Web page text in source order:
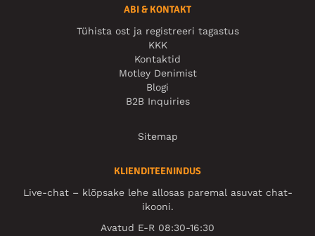
ABI & KONTAKT
Tühista ost ja registreeri tagastus
KKK
Kontaktid
Motley Denimist
Blogi
B2B Inquiries
Sitemap
KLIENDITEENINDUS
Live-chat – klõpsake lehe allosas paremal asuvat chat-
ikooni.
Avatud E-R 08:30-16:30